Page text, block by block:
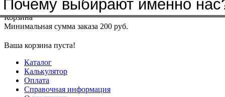
Меню+7(4912)50-37-50sbit@krep62.ru
Корзина
Минимальная сумма заказа 200 руб.
Ваша корзина пуста!
Каталог
Калькулятор
Оплата
Справочная информация
Почему выбирают именно